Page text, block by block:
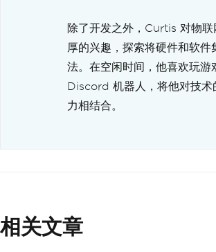
除了开发之外，Curtis 对物
厚的兴趣，探索将硬件和软件
法。在空闲时间，他喜欢玩游
Discord 机器人，将他对技术
力相结合。
相关文章